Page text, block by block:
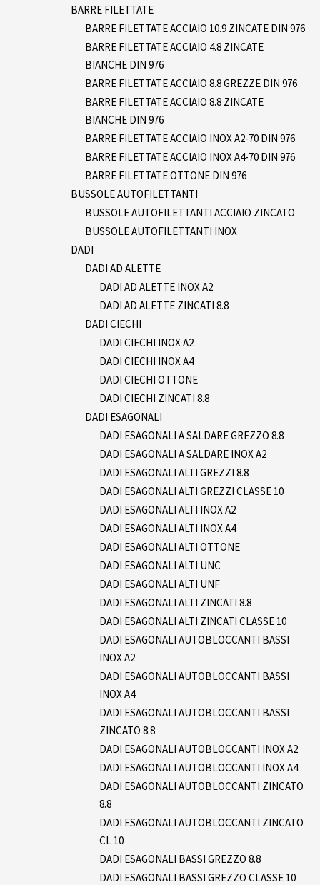
BARRE FILETTATE
BARRE FILETTATE ACCIAIO 10.9 ZINCATE DIN 976
BARRE FILETTATE ACCIAIO 4.8 ZINCATE
BIANCHE DIN 976
BARRE FILETTATE ACCIAIO 8.8 GREZZE DIN 976
BARRE FILETTATE ACCIAIO 8.8 ZINCATE
BIANCHE DIN 976
BARRE FILETTATE ACCIAIO INOX A2-70 DIN 976
BARRE FILETTATE ACCIAIO INOX A4-70 DIN 976
BARRE FILETTATE OTTONE DIN 976
BUSSOLE AUTOFILETTANTI
BUSSOLE AUTOFILETTANTI ACCIAIO ZINCATO
BUSSOLE AUTOFILETTANTI INOX
DADI
DADI AD ALETTE
DADI AD ALETTE INOX A2
DADI AD ALETTE ZINCATI 8.8
DADI CIECHI
DADI CIECHI INOX A2
DADI CIECHI INOX A4
DADI CIECHI OTTONE
DADI CIECHI ZINCATI 8.8
DADI ESAGONALI
DADI ESAGONALI A SALDARE GREZZO 8.8
DADI ESAGONALI A SALDARE INOX A2
DADI ESAGONALI ALTI GREZZI 8.8
DADI ESAGONALI ALTI GREZZI CLASSE 10
DADI ESAGONALI ALTI INOX A2
DADI ESAGONALI ALTI INOX A4
DADI ESAGONALI ALTI OTTONE
DADI ESAGONALI ALTI UNC
DADI ESAGONALI ALTI UNF
DADI ESAGONALI ALTI ZINCATI 8.8
DADI ESAGONALI ALTI ZINCATI CLASSE 10
DADI ESAGONALI AUTOBLOCCANTI BASSI
INOX A2
DADI ESAGONALI AUTOBLOCCANTI BASSI
INOX A4
DADI ESAGONALI AUTOBLOCCANTI BASSI
ZINCATO 8.8
DADI ESAGONALI AUTOBLOCCANTI INOX A2
DADI ESAGONALI AUTOBLOCCANTI INOX A4
DADI ESAGONALI AUTOBLOCCANTI ZINCATO
8.8
DADI ESAGONALI AUTOBLOCCANTI ZINCATO
CL 10
DADI ESAGONALI BASSI GREZZO 8.8
DADI ESAGONALI BASSI GREZZO CLASSE 10